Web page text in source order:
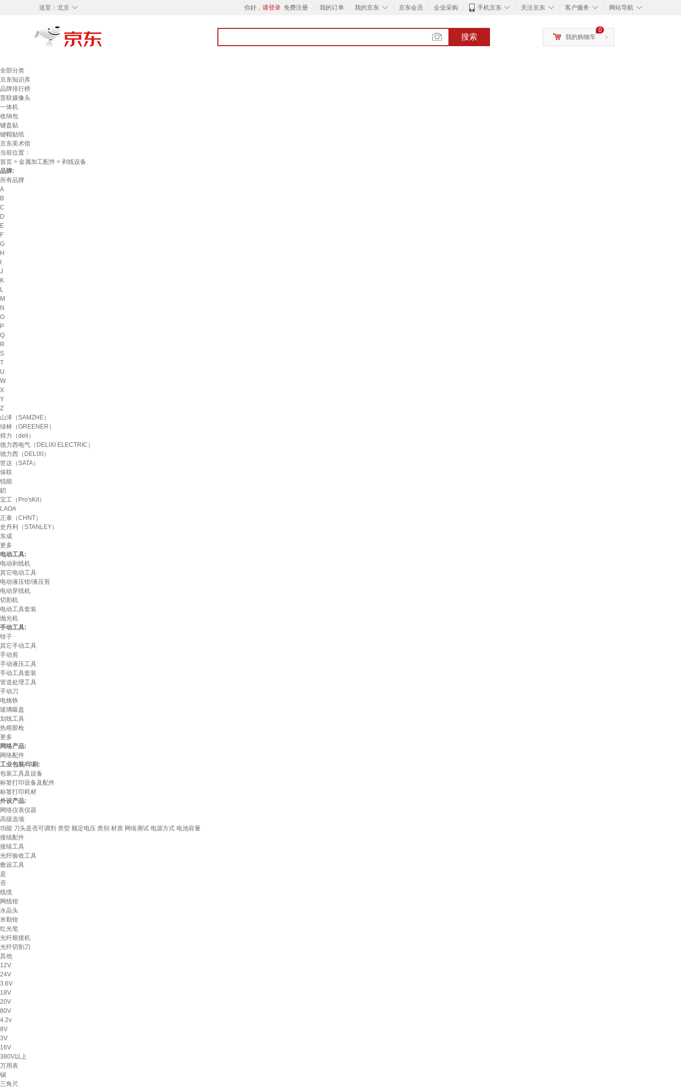
◇
送至： 北京 你好， 请登录 免费注册 我的订单 ◇
我的京东 京东会员 企业采购 ◇
手机京东 ◇
关注京东 ◇
客户服务 ◇
网站导航
搜索 >
0
我的购物车
全部分类
京东知识库
品牌排行榜
普联摄像头
一体机
收纳包
键盘贴
键帽贴纸
京东美术馆
当前位置：
首页 > 金属加工配件 > 剥线设备
品牌:
所有品牌
A
B
C
D
E
F
G
H
J
K
L
M
N
O
P
Q
R
S
T
U
W
X
Y
Z
山泽（SAMZHE）
绿林（GREENER）
得力（deli）
德力西电气（DELIXI ELECTRIC）
德力西（DELIXI）
世达（SATA）
保联
锐能
釰
宝工（Pro'sKit）
LAOA
正泰（CHNT）
史丹利（STANLEY）
东成
更多
电动工具:
电动剥线机
其它电动工具
电动液压钳/液压剪
电动穿线机
切割机
电动工具套装
抛光机
手动工具:
钳子
其它手动工具
手动剪
手动液压工具
手动工具套装
管道处理工具
手动刀
电烙铁
玻璃吸盘
划线工具
热熔胶枪
更多
网络产品:
网络配件
工业包装/印刷:
包装工具及设备
标签打印设备及配件
标签打印耗材
外设产品:
网络仪表仪器
高级选项:
功能 刀头是否可调剂 类型 额定电压 类别 材质 网络测试 电源方式 电池容量
接续配件
接续工具
光纤验收工具
敷设工具
是
否
线缆
网线钳
水晶头
米勒钳
红光笔
光纤熔接机
光纤切割刀
其他
12V
24V
3.6V
18V
20V
80V
4.2v
8V
3V
16V
380V以上
万用表
锡
三角尺